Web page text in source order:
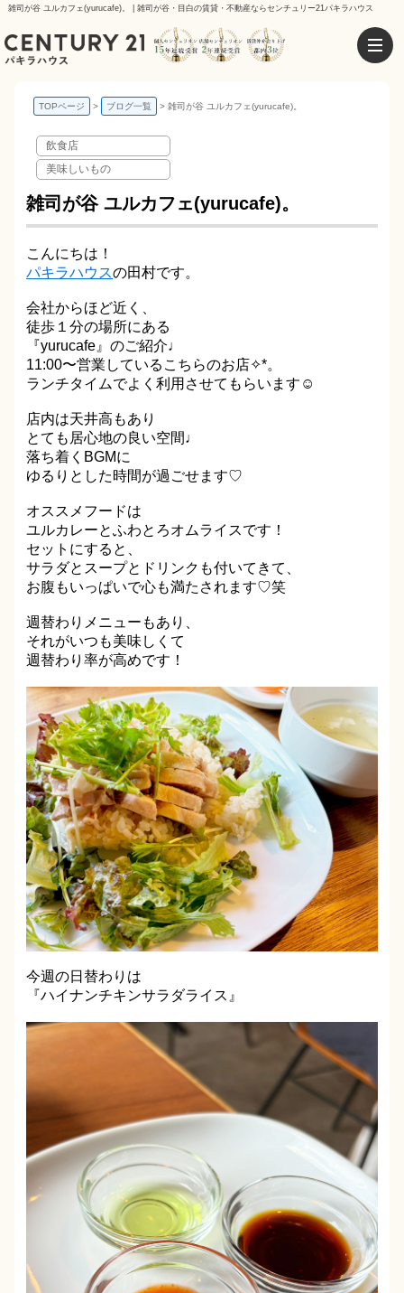
雑司が谷 ユルカフェ(yurucafe)。 | 雑司が谷・目白の賃貸・不動産ならセンチュリー21パキラハウス
TOPページ ブログ一覧 雑司が谷 ユルカフェ(yurucafe)。
飲食店
美味しいもの
雑司が谷 ユルカフェ(yurucafe)。
こんにちは！
パキラハウスの田村です。
会社からほど近く、
徒歩１分の場所にある
『yurucafe』のご紹介♩
11:00〜営業しているこちらのお店✧*。
ランチタイムでよく利用させてもらいます☺︎
店内は天井高もあり
とても居心地の良い空間♩
落ち着くBGMに
ゆるりとした時間が過ごせます♡
オススメフードは
ユルカレーとふわとろオムライスです！
セットにすると、
サラダとスープとドリンクも付いてきて、
お腹もいっぱいで心も満たされます♡笑
週替わりメニューもあり、
それがいつも美味しくて
週替わり率が高めです！
今週の日替わりは
『ハイナンチキンサラダライス』